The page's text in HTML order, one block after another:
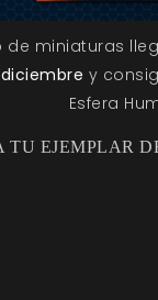
de miniaturas
y
Esfera
TU EJEMPLAR